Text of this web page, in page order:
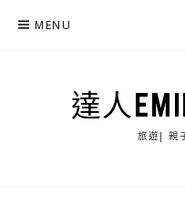
MENU
達人
旅遊| 親